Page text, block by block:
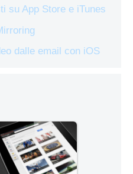
su App Store e iTunes
dalle email con iOS